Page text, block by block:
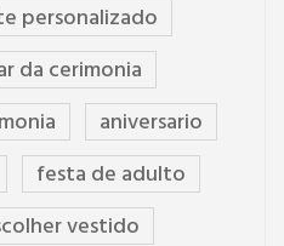
personalizado
da cerimonia
aniversario
festa de adulto
vestido